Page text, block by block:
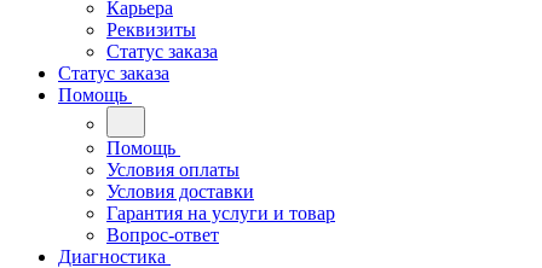
Карьера
Реквизиты
Статус заказа
Статус заказа
Помощь
Помощь
Условия оплаты
Условия доставки
Гарантия на услуги и товар
Вопрос-ответ
Диагностика